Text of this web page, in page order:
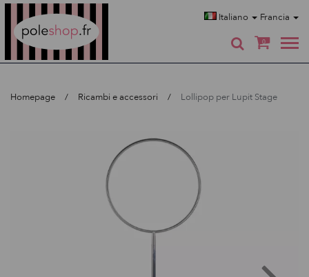
Italiano Francia
0
Homepage Ricambi e accessori Lollipop per Lupit Stage